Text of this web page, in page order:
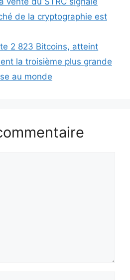
de la cryptographie est
2 823 Bitcoins, atteint
la troisième plus grande
au monde